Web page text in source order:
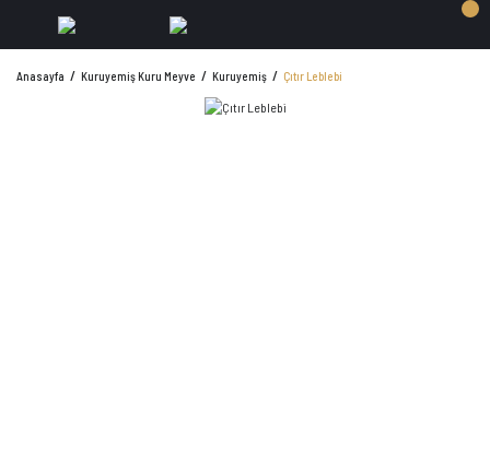
Anasayfa Kuruyemiş Kuru Meyve Kuruyemiş Çıtır Leblebi